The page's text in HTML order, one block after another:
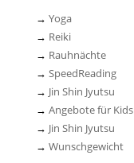
→ Yoga
→ Reiki
→ Rauhnächte
→ SpeedReading
→ Jin Shin Jyutsu
→ Angebote für Kids
→ Jin Shin Jyutsu
→ Wunschgewicht